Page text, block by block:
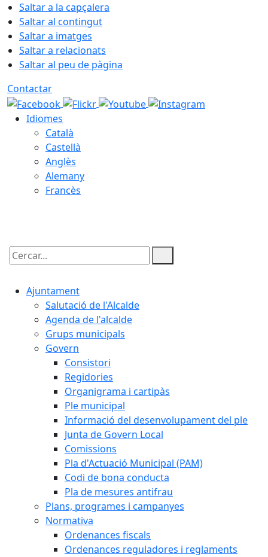
Saltar a la capçalera
Saltar al contingut
Saltar a imatges
Saltar a relacionats
Saltar al peu de pàgina
Contactar
Idiomes
Català
Castellà
Anglès
Alemany
Francès
Cercar:
Ajuntament
Salutació de l'Alcalde
Agenda de l'alcalde
Grups municipals
Govern
Consistori
Regidories
Organigrama i cartipàs
Ple municipal
Informació del desenvolupament del ple
Junta de Govern Local
Comissions
Pla d'Actuació Municipal (PAM)
Codi de bona conducta
Pla de mesures antifrau
Plans, programes i campanyes
Normativa
Ordenances fiscals
Ordenances reguladores i reglaments